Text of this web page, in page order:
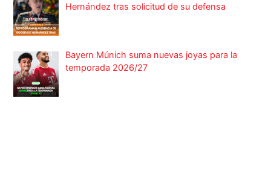
Hernández tras solicitud de su defensa
Bayern Múnich suma nuevas joyas para la
temporada 2026/27